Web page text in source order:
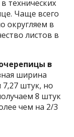
технических
Чаще всего
округляем в
листов в
в
ширина
штук, но
8 штук
чем на 2/3